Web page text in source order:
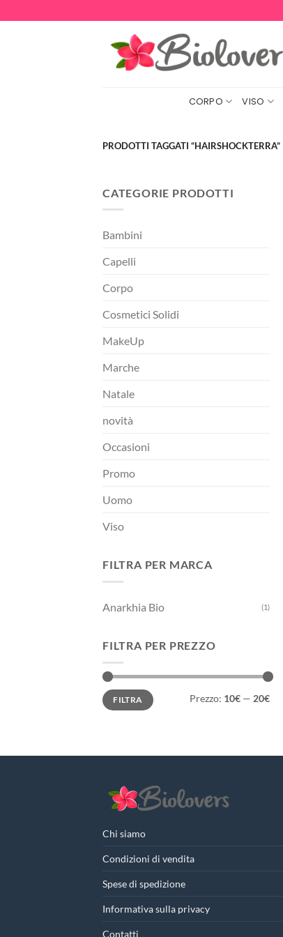
ai
CORPO VISO
PRODOTTI TAGGATI “HAIRSHOCKTERRA”
CATEGORIE PRODOTTI
Bambini
Capelli
Corpo
Cosmetici Solidi
MakeUp
Marche
Natale
novità
Occasioni
Promo
Uomo
Viso
FILTRA PER MARCA
Anarkhia Bio (1)
FILTRA PER PREZZO
Prezzo
Min
Prezzo
MaxFILTRA Prezzo: 10€ — 20€
Chi siamo
Condizioni di vendita
Spese di spedizione
Informativa sulla privacy
Contatti